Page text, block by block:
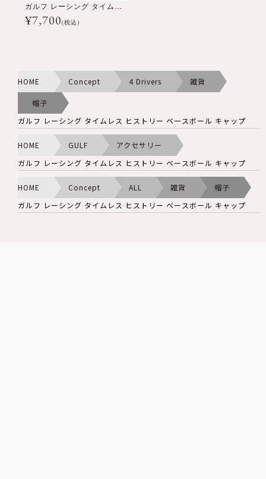
ガルフ レーシング タイムレス ヒストリー ベースボール キャップ
¥7,700(税込)
HOME Concept 4 Drivers 雑貨
帽子
ガルフ レーシング タイムレス ヒストリー ベースボール キャップ
HOME GULF
アクセサリー
ガルフ レーシング タイムレス ヒストリー ベースボール キャップ
HOME Concept ALL 雑貨
帽子
ガルフ レーシング タイムレス ヒストリー ベースボール キャップ